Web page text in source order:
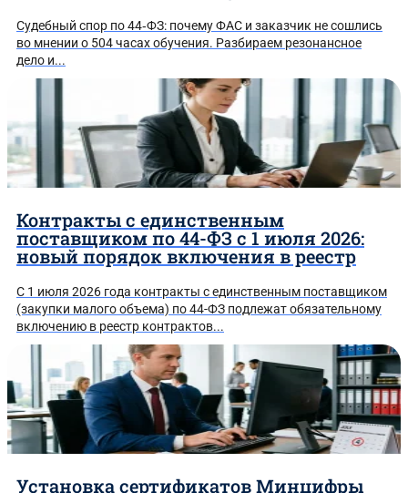
Судебный спор по 44‑ФЗ: почему ФАС и заказчик не сошлись
во мнении о 504 часах обучения. Разбираем резонансное
дело и...
Контракты с единственным
поставщиком по 44-ФЗ с 1 июля 2026:
новый порядок включения в реестр
С 1 июля 2026 года контракты с единственным поставщиком
(закупки малого объема) по 44-ФЗ подлежат обязательному
включению в реестр контрактов...
Установка сертификатов Минцифры
Сразу отправим в
Telegram, MAX или
WhatsApp
материалы в PDF: